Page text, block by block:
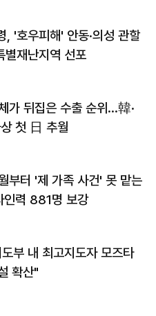
, '호우피해' 안동·의성 관할
별재난지역 선포
가 뒤집은 수출 순위…韓·
첫 日 추월
부터 '제 가족 사건' 못 맡는
력 881명 보강
부 내 최고지도자 모즈타
확산"